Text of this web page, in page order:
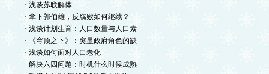
· 浅谈苏联解体
· 拿下郭伯雄，反腐败如何继续？
· 浅谈计划生育：人口数量与人口素
· 《穹顶之下》：突显政府角色的缺
· 浅谈如何面对人口老化
· 解决六四问题：时机什么时候成熟